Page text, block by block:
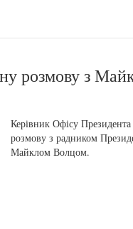
розмову з
Керівник Офісу
розмову з радником
Майклом Волцом.